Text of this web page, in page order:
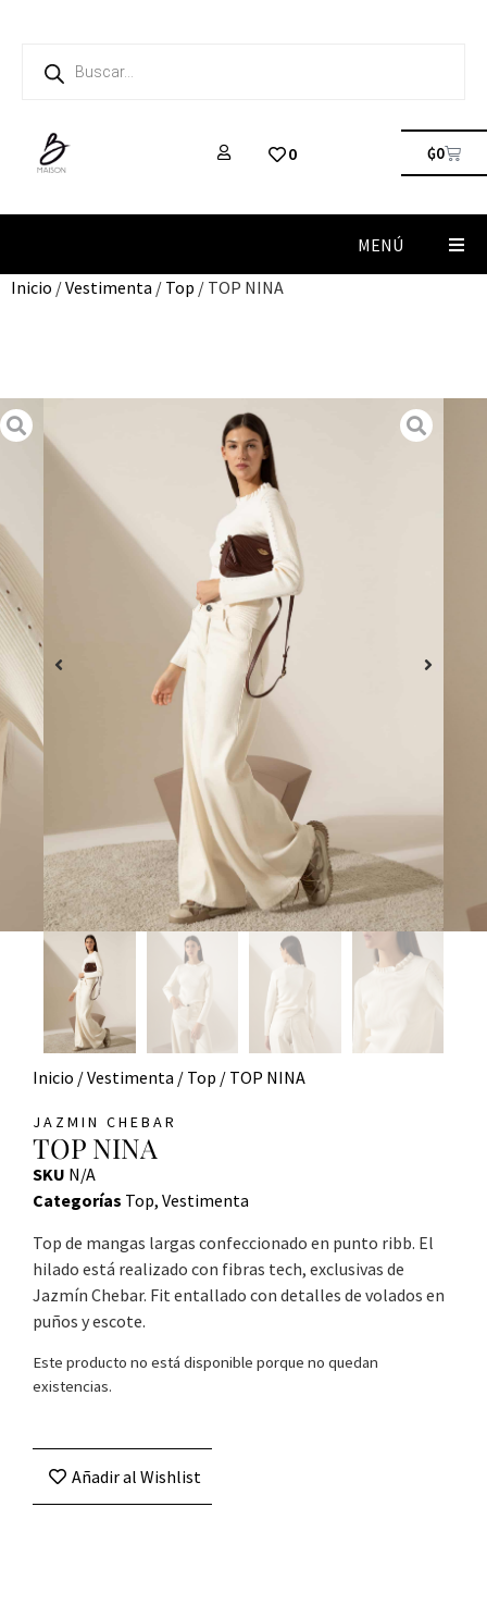
0 ₲0
MENÚ
Inicio /Vestimenta / Top / TOP NINA
Inicio /Vestimenta / Top / TOP NINA
JAZMIN CHEBAR
TOP NINA
SKU N/A
Categorías Top, Vestimenta
Top de mangas largas confeccionado en punto ribb. El
hilado está realizado con fibras tech, exclusivas de
Jazmín Chebar. Fit entallado con detalles de volados en
puños y escote.
Este producto no está disponible porque no quedan
existencias.
Añadir al Wishlist